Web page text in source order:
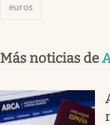
euros
Más noticias de